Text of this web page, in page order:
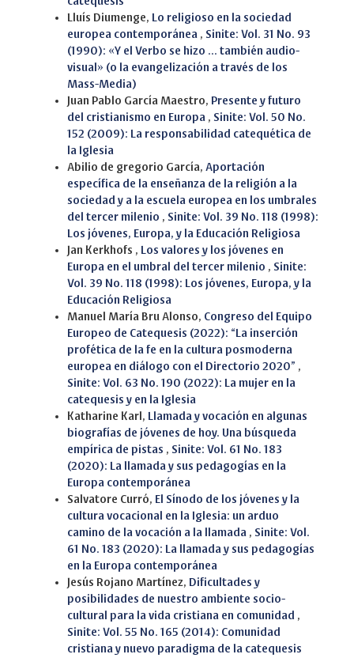
Lluís Diumenge, Lo religioso en la sociedad
europea contemporánea , Sinite: Vol. 31 No. 93
(1990): «Y el Verbo se hizo ... también audio-
visual» (o la evangelización a través de los
Mass-Media)
Juan Pablo García Maestro, Presente y futuro
del cristianismo en Europa , Sinite: Vol. 50 No.
152 (2009): La responsabilidad catequética de
la Iglesia
Abilio de gregorio García, Aportación
específica de la enseñanza de la religión a la
sociedad y a la escuela europea en los umbrales
del tercer milenio , Sinite: Vol. 39 No. 118 (1998):
Los jóvenes, Europa, y la Educación Religiosa
Jan Kerkhofs , Los valores y los jóvenes en
Europa en el umbral del tercer milenio , Sinite:
Vol. 39 No. 118 (1998): Los jóvenes, Europa, y la
Educación Religiosa
Manuel María Bru Alonso, Congreso del Equipo
Europeo de Catequesis (2022): “La inserción
profética de la fe en la cultura posmoderna
europea en diálogo con el Directorio 2020” ,
Sinite: Vol. 63 No. 190 (2022): La mujer en la
catequesis y en la Iglesia
Katharine Karl, Llamada y vocación en algunas
biografías de jóvenes de hoy. Una búsqueda
empírica de pistas , Sinite: Vol. 61 No. 183
(2020): La llamada y sus pedagogías en la
Europa contemporánea
Salvatore Curró, El Sínodo de los jóvenes y la
cultura vocacional en la Iglesia: un arduo
camino de la vocación a la llamada , Sinite: Vol.
61 No. 183 (2020): La llamada y sus pedagogías
en la Europa contemporánea
Jesús Rojano Martínez, Dificultades y
posibilidades de nuestro ambiente socio-
cultural para la vida cristiana en comunidad ,
Sinite: Vol. 55 No. 165 (2014): Comunidad
cristiana y nuevo paradigma de la catequesis